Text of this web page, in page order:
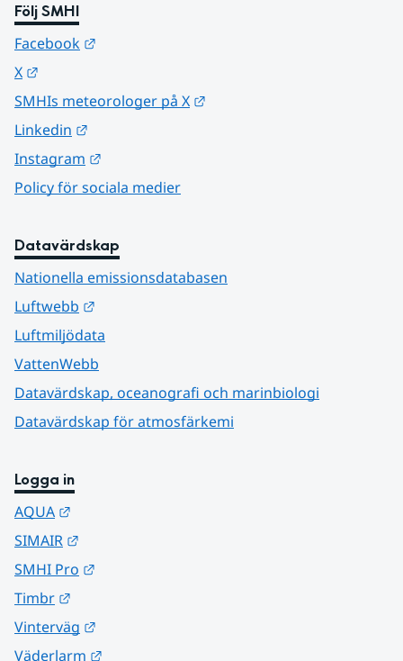
Följ SMHI
Facebook
X
SMHIs meteorologer på X
Linkedin
Instagram
Policy för sociala medier
Datavärdskap
Nationella emissionsdatabasen
Luftwebb
Luftmiljödata
VattenWebb
Datavärdskap, oceanografi och marinbiologi
Datavärdskap för atmosfärkemi
Logga in
AQUA
SIMAIR
SMHI Pro
Timbr
Vinterväg
Väderlarm